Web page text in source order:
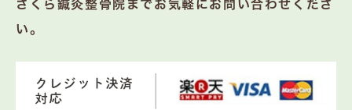
さくら鍼灸整骨院までお気軽にお問い合わせくださ
い。